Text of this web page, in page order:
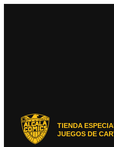
TIENDA
JUEGOS DE